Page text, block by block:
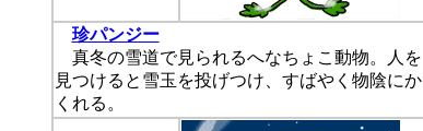
珍パンジー
真冬の雪道で見られるへなちょこ動物。人を
見つけると雪玉を投げつけ、すばやく物陰にか
くれる。